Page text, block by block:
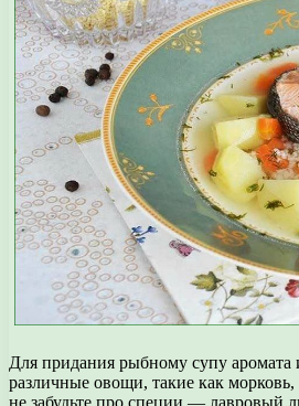
Для придания рыбному супу аромата
различные овощи, такие как